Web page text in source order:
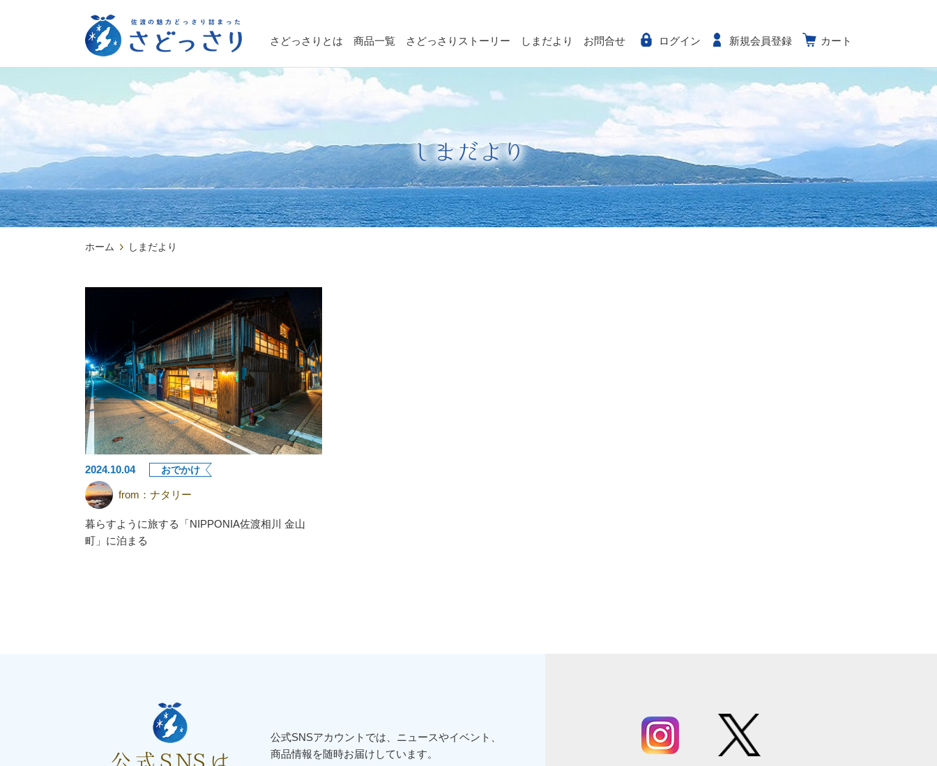
さどっさりとは 商品一覧 さどっさりストーリー しまだより お問合せ ログイン 新規会員登録 カート
ホーム しまだより
2024.10.04 おでかけ
from： ナタリー
暮らすように旅する「NIPPONIA佐渡相川 金山
町」に泊まる
公式SNSアカウントでは、ニュースやイベント、
商品情報を随時お届けしています。